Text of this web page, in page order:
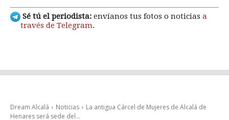
Sé tú el periodista: envíanos tus fotos o noticias a
través de Telegram.